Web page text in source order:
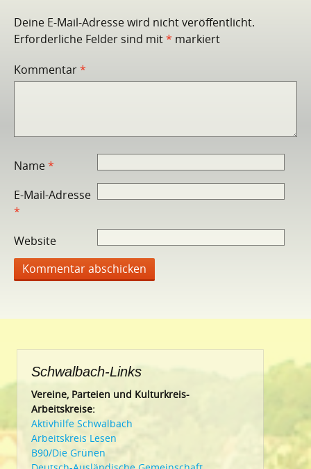
Deine E-Mail-Adresse wird nicht veröffentlicht.
Erforderliche Felder sind mit* markiert
Kommentar*
Name*
E-Mail-Adresse
*
Website
Schwalbach-Links
Vereine, Parteien und Kulturkreis-
Arbeitskreise:
Aktivhilfe Schwalbach
Arbeitskreis Lesen
B90/Die Grünen